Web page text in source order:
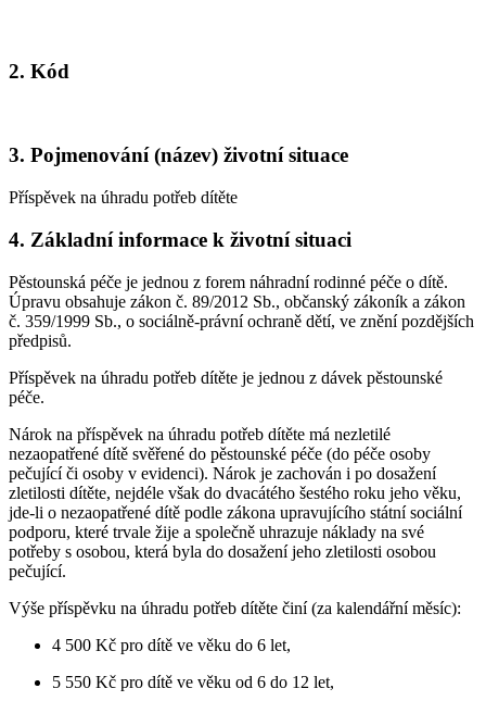
2. Kód
3. Pojmenování (název) životní situace
Příspěvek na úhradu potřeb dítěte
4. Základní informace k životní situaci
Pěstounská péče je jednou z forem náhradní rodinné péče o dítě.
Úpravu obsahuje zákon č. 89/2012 Sb., občanský zákoník a zákon
č. 359/1999 Sb., o sociálně-právní ochraně dětí, ve znění pozdějších
předpisů.
Příspěvek na úhradu potřeb dítěte je jednou z dávek pěstounské
péče.
Nárok na příspěvek na úhradu potřeb dítěte má nezletilé
nezaopatřené dítě svěřené do pěstounské péče (do péče osoby
pečující či osoby v evidenci). Nárok je zachován i po dosažení
zletilosti dítěte, nejdéle však do dvacátého šestého roku jeho věku,
jde-li o nezaopatřené dítě podle zákona upravujícího státní sociální
podporu, které trvale žije a společně uhrazuje náklady na své
potřeby s osobou, která byla do dosažení jeho zletilosti osobou
pečující.
Výše příspěvku na úhradu potřeb dítěte činí (za kalendářní měsíc):
4 500 Kč pro dítě ve věku do 6 let,
5 550 Kč pro dítě ve věku od 6 do 12 let,